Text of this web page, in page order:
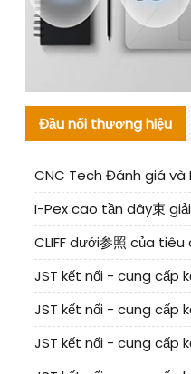
Đầu nối thương hiệu